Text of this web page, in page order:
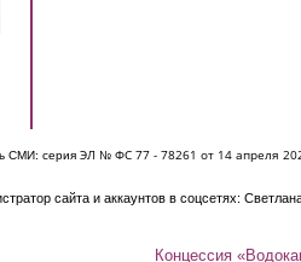
СМИ: серия ЭЛ № ФС 77 - 78261 от 14 апреля
сайта и аккаунтов в соцсетях:
Концессия